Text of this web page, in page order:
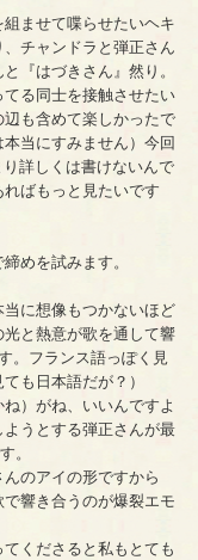
ませて喋らせたいヘキ
チャンドラと弾正さん
『はづきさん』然り。
る同士を接触させたい
も含めて楽しかったで
当にすみません）今回
詳しくは書けないんで
ばもっと見たいです
めを試みます。
に想像もつかないほど
と熱意が歌を通して響
。フランス語っぽく見
も日本語だが？）
）がね、いいんですよ
うとする弾正さんが最
。
のアイの形ですから
響き合うのが爆裂エモ
くださると私もとても